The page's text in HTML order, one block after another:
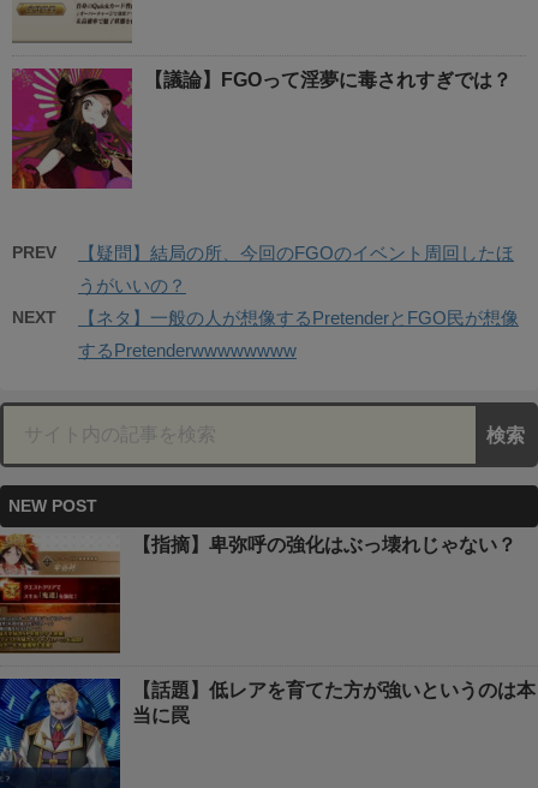
【議論】FGOって淫夢に毒されすぎでは？
PREV
【疑問】結局の所、今回のFGOのイベント周回したほ
うがいいの？
NEXT
【ネタ】一般の人が想像するPretenderとFGO民が想像
するPretenderwwwwwwww
NEW POST
【指摘】卑弥呼の強化はぶっ壊れじゃない？
【話題】低レアを育てた方が強いというのは本
当に罠